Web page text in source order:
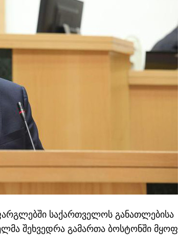
საქართველოს განათლებისა
შეხვედრა გამართა ბოსტონში მყოფ